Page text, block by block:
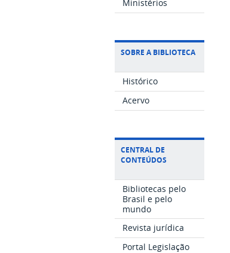
Ministérios
SOBRE A BIBLIOTECA
Histórico
Acervo
CENTRAL DE
CONTEÚDOS
Bibliotecas pelo
Brasil e pelo
mundo
Revista jurídica
Portal Legislação